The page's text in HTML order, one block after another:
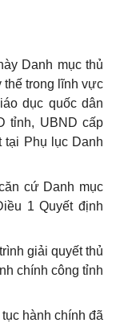
Danh mục thủ
trong lĩnh vực
dục quốc dân
tỉnh, UBND cấp
tại Phụ lục Danh
cứ Danh mục
1 Quyết định
giải quyết thủ
chính công tỉnh
hành chính đã